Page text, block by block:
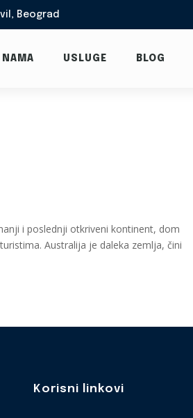
Beograd
NAMA USLUGE BLOG
i poslednji otkriveni kontinent, dom
Australija je daleka zemlja, čini
Korisni linkovi